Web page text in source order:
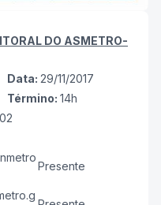
DO ASMETRO-
Data: 29/11/2017
Término: 14h
Presente